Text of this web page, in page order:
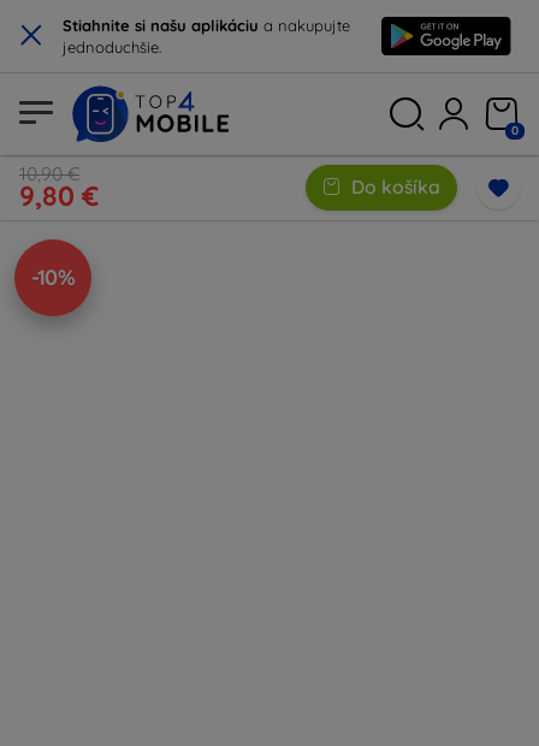
× Stiahnite si našu aplikáciu a nakupujte
jednoduchšie.
0
10,90 €
9,80 € Do košíka
-10%